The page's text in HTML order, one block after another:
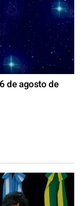
de agosto de